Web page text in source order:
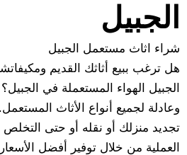
الجبيل
شراء اثاث مستعمل الجبيل
هل ترغب ببيع أثاثك القديم
الجبيل الهواء المستعملة في
وعادلة لجميع أنواع الأثاث
تجديد منزلك أو نقله أو حتى
العملية من خلال توفير أفضل